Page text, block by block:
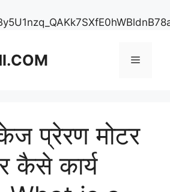
Menu
प्रेरण मोटर
कैसे कार्य